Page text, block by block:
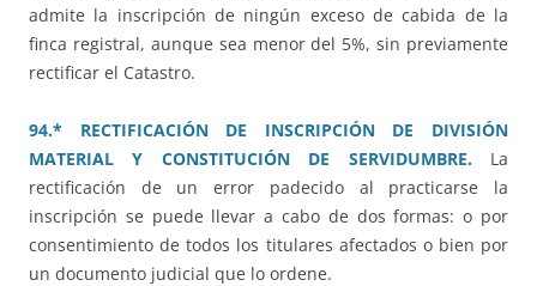
admite la inscripción de ningún exceso de cabida de la
finca registral, aunque sea menor del 5%, sin previamente
rectificar el Catastro.
94.* RECTIFICACIÓN DE INSCRIPCIÓN DE DIVISIÓN
MATERIAL Y CONSTITUCIÓN DE SERVIDUMBRE.La
rectificación de un error padecido al practicarse la
inscripción se puede llevar a cabo de dos formas: o por
consentimiento de todos los titulares afectados o bien por
un documento judicial que lo ordene.